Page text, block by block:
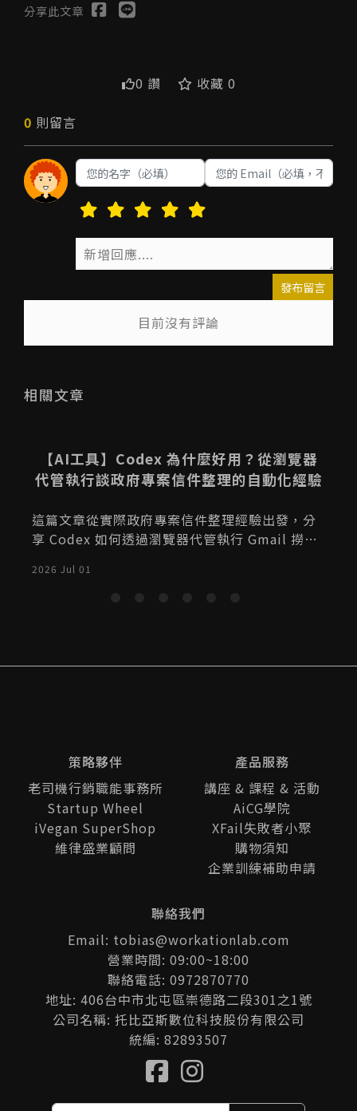
分享此文章
0 讚 收藏 0
0 則留言
發布留言
目前沒有評論
相關文章
【AI工具】Codex 為什麼好用？從瀏覽器
代管執行談政府專案信件整理的自動化經驗
這篇文章從實際政府專案信件整理經驗出發，分
享 Codex 如何透過瀏覽器代管執行 Gmail 撈
行政工作成本。AI 工具真正好用的地方，不只是
2026 Jul 01
策略夥伴
老司機行銷職能事務所
Startup Wheel
iVegan SuperShop
維律盛業顧問
產品服務
講座 & 課程 & 活動
AiCG學院
XFail失敗者小聚
購物須知
企業訓練補助申請
聯絡我們
Email: tobias@workationlab.com
營業時間: 09:00~18:00
聯絡電話: 0972870770
地址: 406台中市北屯區崇德路二段301之1號
公司名稱: 托比亞斯數位科技股份有限公司
統編: 82893507